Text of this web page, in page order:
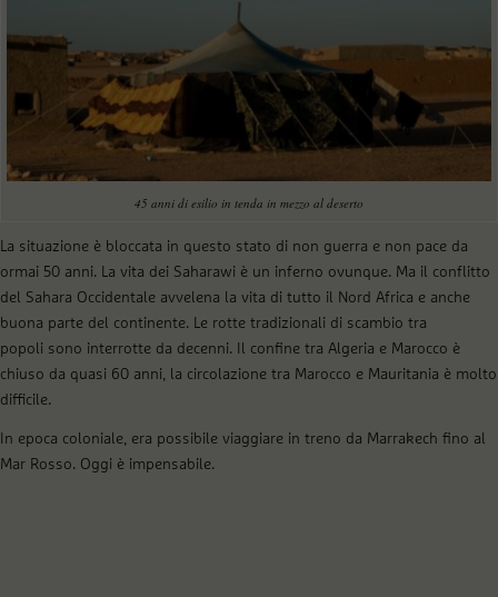
45 anni di esilio in tenda in mezzo al deserto
La situazione è bloccata in questo stato di non guerra e non pace da
ormai 50 anni. La vita dei Saharawi è un inferno ovunque. Ma il conflitto
del Sahara Occidentale avvelena la vita di tutto il Nord Africa e anche
buona parte del continente. Le rotte tradizionali di scambio tra
popoli sono interrotte da decenni. Il confine tra Algeria e Marocco è
chiuso da quasi 60 anni, la circolazione tra Marocco e Mauritania è molto
difficile.
In epoca coloniale, era possibile viaggiare in treno da Marrakech fino al
Mar Rosso. Oggi è impensabile.